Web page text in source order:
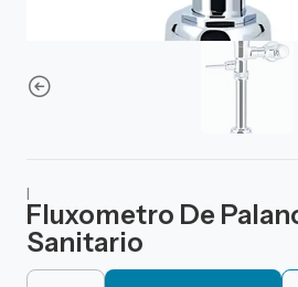
|
Fluxometro De
Sanitario